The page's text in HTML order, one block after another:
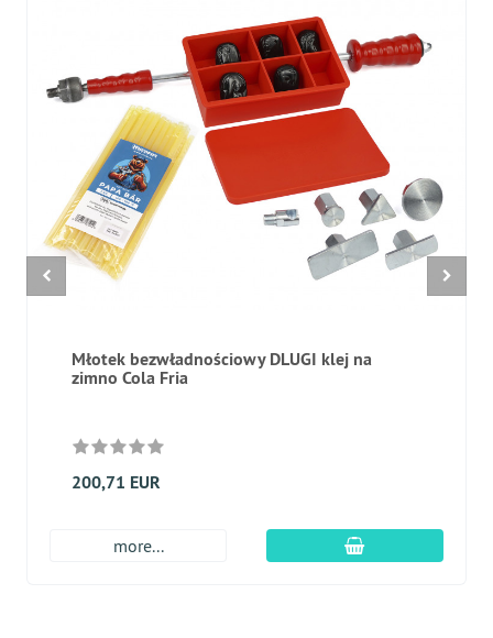
Młotek bezwładnościowy DLUGI klej na
zimno Cola Fria
200,71 EUR
more... dodaj do